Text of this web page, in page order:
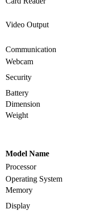
Video Output
Communication
Webcam
Security
Battery
Dimension
Weight
Model Name
Processor
Operating System
Memory
Display